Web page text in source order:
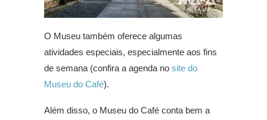
O Museu também oferece algumas
atividades especiais, especialmente aos fins
de semana (confira a agenda no site do
Museu do Café).
Além disso, o Museu do Café conta bem a